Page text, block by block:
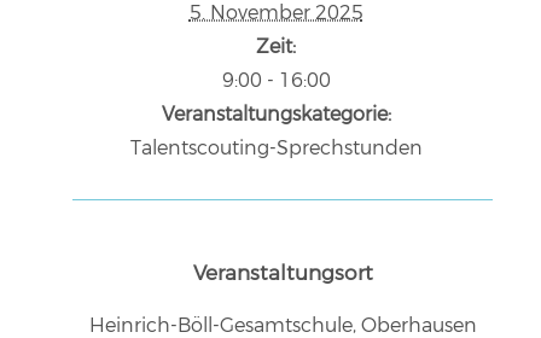
5. November 2025
Zeit:
9:00 - 16:00
Veranstaltungskategorie:
Talentscouting-Sprechstunden
Veranstaltungsort
Heinrich-Böll-Gesamtschule, Oberhausen